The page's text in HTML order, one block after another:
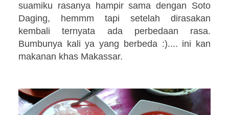
suamiku rasanya hampir sama dengan Soto
Daging, hemmm tapi setelah dirasakan
kembali ternyata ada perbedaan rasa.
Bumbunya kali ya yang berbeda :).... ini kan
makanan khas Makassar.